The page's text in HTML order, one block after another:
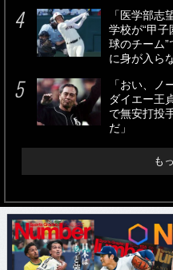
「医学部志
学校が“甲
球のチーム
に身が入ら
「おい、ノ
ダイエー王
で無安打投
だ」
も